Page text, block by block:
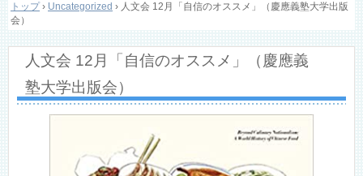
ン
テ
ツ
ッ
トップ › Uncategorized › 人文会 12月「自信のオススメ」（慶應義塾大学出版
会）
人文会 12月「自信のオススメ」（慶應義
塾大学出版会）